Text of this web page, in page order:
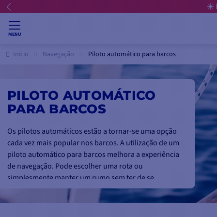
☀️
MENU
Início Navegação Piloto automático para barcos
PILOTO AUTOMÁTICO
PARA BARCOS
Os pilotos automáticos estão a tornar-se uma opção
cada vez mais popular nos barcos. A utilização de um
piloto automático para barcos melhora a experiência
de navegação. Pode escolher uma rota ou
simplesmente manter um rumo sem ter de se
preocupar com a direção. Quer se trate de um
pequeno veleiro transportável, de um arrastão, de